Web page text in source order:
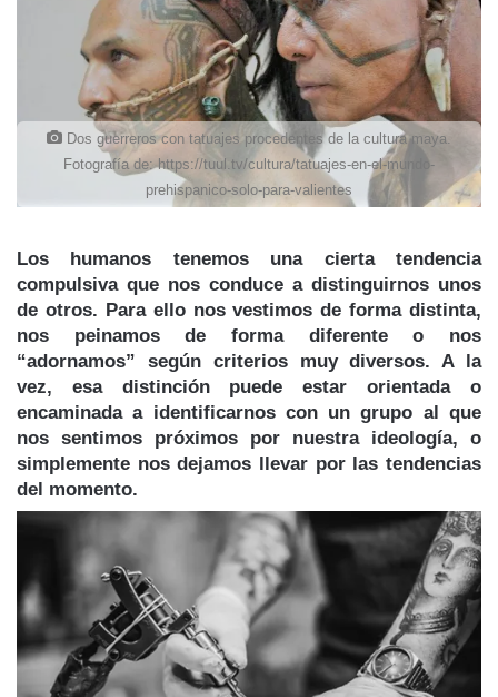
Dos guerreros con tatuajes procedentes de la cultura maya.
Fotografía de: https://tuul.tv/cultura/tatuajes-en-el-mundo-
prehispanico-solo-para-valientes
Los humanos tenemos una cierta tendencia
compulsiva que nos conduce a distinguirnos unos
de otros. Para ello nos vestimos de forma distinta,
nos peinamos de forma diferente o nos
“adornamos” según criterios muy diversos. A la
vez, esa distinción puede estar orientada o
encaminada a identificarnos con un grupo al que
nos sentimos próximos por nuestra ideología, o
simplemente nos dejamos llevar por las tendencias
del momento.